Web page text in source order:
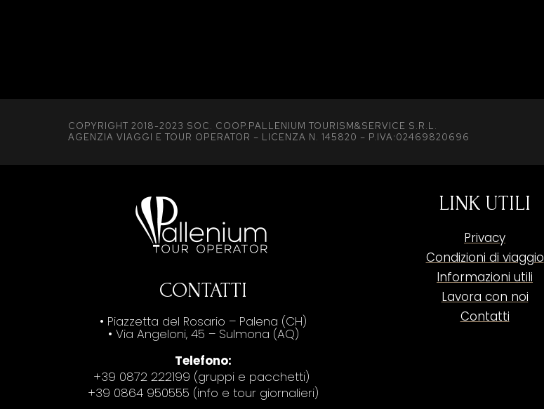
COPYRIGHT 2018-2023 SOC. COOP.PALLENIUM TOURISM&SERVICE S.R.L.
AGENZIA VIAGGI E TOUR OPERATOR – LICENZA N. 145820 – P.IVA:02469820696
CONTATTI
• Piazzetta del Rosario – Palena (CH)
• Via Angeloni, 45 – Sulmona (AQ)
Telefono:
+39 0872 222199 (gruppi e pacchetti)
+39 0864 950555 (info e tour giornalieri)
LINK UTILI
Privacy
Condizioni di viaggio
Informazioni utili
Lavora con noi
Contatti